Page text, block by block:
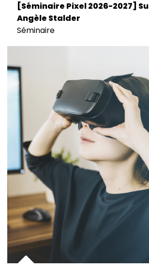
[Séminaire Pixel 2026-2027]
Angèle Stalder
Séminaire